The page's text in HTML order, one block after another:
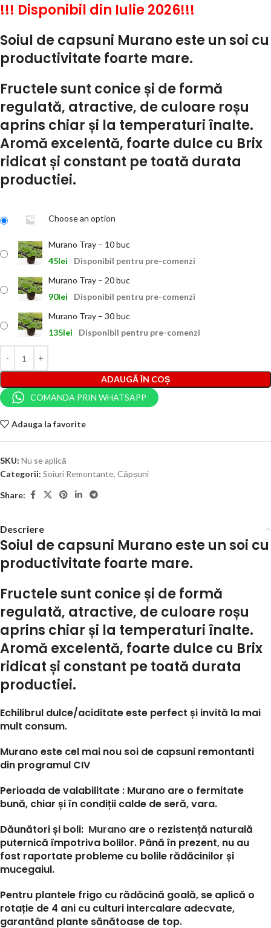
!!! Disponibil din Iulie 2026!!!
Soiul de capsuni Murano este un soi cu
productivitate foarte mare.
Fructele sunt conice și de formă
regulată, atractive, de culoare roșu
aprins chiar și la temperaturi înalte.
Aromă excelentă, foarte dulce cu Brix
ridicat și constant pe toată durata
productiei.
Choose an option
Murano Tray – 10 buc
45lei
Disponibil pentru pre-comenzi
Murano Tray – 20 buc
90lei
Disponibil pentru pre-comenzi
Murano Tray – 30 buc
135lei Disponibil pentru pre-comenzi
ADAUGĂ ÎN COȘ
COMANDA PRIN WHATSAPP
Adauga la favorite
SKU: Nu se aplică
Categorii: Soiuri Remontante, Căpșuni
Share:
Descriere
Soiul de capsuni Murano este un soi cu
productivitate foarte mare.
Fructele sunt conice și de formă
regulată, atractive, de culoare roșu
aprins chiar și la temperaturi înalte.
Aromă excelentă, foarte dulce cu Brix
ridicat și constant pe toată durata
productiei.
Echilibrul dulce/aciditate este perfect și invită la mai
mult consum.
Murano este cel mai nou soi de capsuni remontanti
din programul CIV
Perioada de valabilitate : Murano are o fermitate
bună, chiar și în condiții calde de seră, vara.
Dăunători și boli: Murano are o rezistență naturală
puternică împotriva bolilor. Până în prezent, nu au
fost raportate probleme cu bolile rădăcinilor și
mucegaiul.
Pentru plantele frigo cu rădăcină goală, se aplică o
rotație de 4 ani cu culturi intercalare adecvate,
garantând plante sănătoase de top.